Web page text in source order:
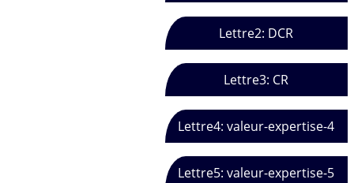
Lettre2: DCR
Lettre3: CR
Lettre4: valeur-expertise-4
Lettre5: valeur-expertise-5